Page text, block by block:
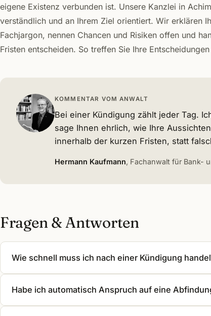
eigene Existenz verbunden ist. Unsere Kanzlei in
verständlich und an Ihrem Ziel orientiert. Wir erklären
Fachjargon, nennen Chancen und Risiken offen und
Fristen entscheiden. So treffen Sie Ihre
KOMMENTAR VOM ANWALT
Bei einer Kündigung zählt jeder Tag.
sage Ihnen ehrlich, wie Ihre
innerhalb der kurzen Fristen, statt
Hermann Kaufmann, Fachanwalt für Bank-
Fragen & Antworten
Wie schnell muss ich nach einer Kündigung
Habe ich automatisch Anspruch auf eine